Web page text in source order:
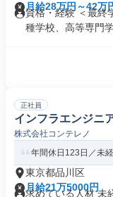
月給28万円～42万
資格・経験 ＜最終
種学校、高等専門
正社員
インフラエンジニ
株式会社コンテレノ
年間休日123日／未
東京都品川区
月給21万5000円
求めている人材 未